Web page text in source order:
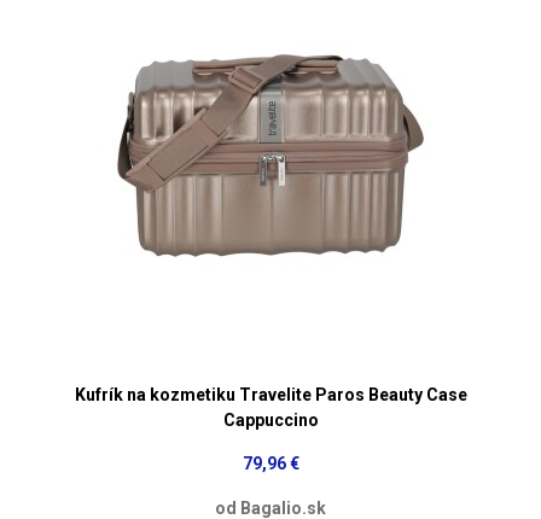
Kufrík na kozmetiku Travelite Paros Beauty Case
Cappuccino
79,96 €
od Bagalio.sk